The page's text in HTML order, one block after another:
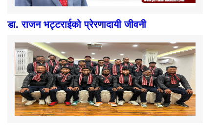
डा. राजन भट्टराईको प्रेरणादायी जीवनी